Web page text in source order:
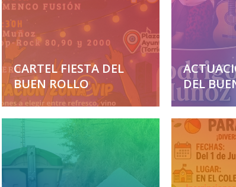
CARTEL FIESTA DEL
BUEN ROLLO
DEL